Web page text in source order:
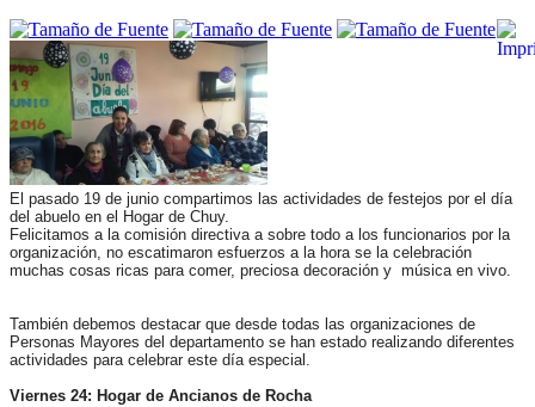
El pasado 19 de junio compartimos las actividades de festejos por el día
del abuelo en el Hogar de Chuy.
Felicitamos a la comisión directiva a sobre todo a los funcionarios por la
organización, no escatimaron esfuerzos a la hora se la celebración
muchas cosas ricas para comer, preciosa decoración y música en vivo.
También debemos destacar que desde todas las organizaciones de
Personas Mayores del departamento se han estado realizando diferentes
actividades para celebrar este día especial.
Viernes 24: Hogar de Ancianos de Rocha